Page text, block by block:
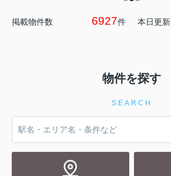
掲載物件数 6927件 本日更新
物件を探す
SEARCH